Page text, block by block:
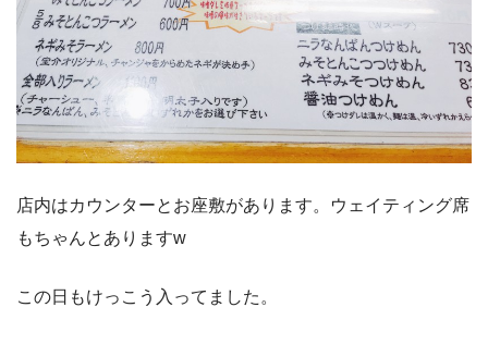
店内はカウンターとお座敷があります。ウェイティング席
もちゃんとありますw
この日もけっこう入ってました。